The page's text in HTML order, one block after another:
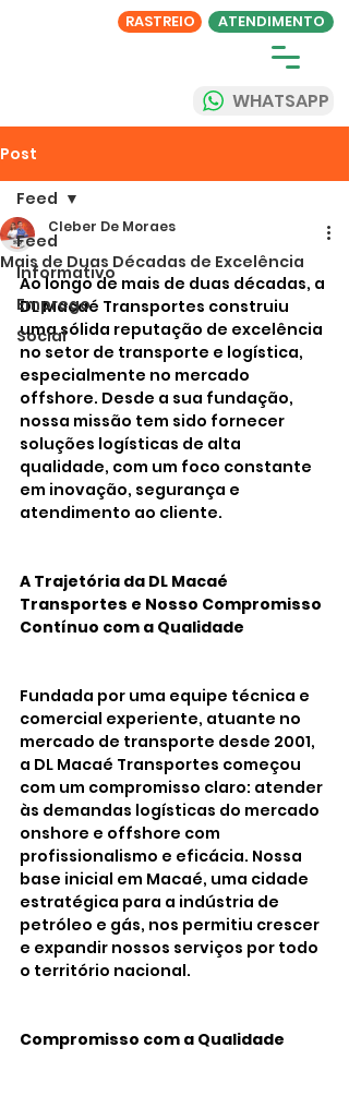
ATENDIMENTO
WHATSAPP
RASTREIO
Post
Feed
Informativo
Emprego
Social
Feed
Mais de Duas Décadas de Excelência
Cleber De Moraes
Ao longo de mais de duas décadas, a
DL Macaé Transportes construiu
uma sólida reputação de excelência
no setor de transporte e logística,
especialmente no mercado
offshore. Desde a sua fundação,
nossa missão tem sido fornecer
soluções logísticas de alta
qualidade, com um foco constante
em inovação, segurança e
atendimento ao cliente.
A Trajetória da DL Macaé
Transportes e Nosso Compromisso
Contínuo com a Qualidade
Fundada por uma equipe técnica e
comercial experiente, atuante no
mercado de transporte desde 2001,
a DL Macaé Transportes começou
com um compromisso claro: atender
às demandas logísticas do mercado
onshore e offshore com
profissionalismo e eficácia. Nossa
base inicial em Macaé, uma cidade
estratégica para a indústria de
petróleo e gás, nos permitiu crescer
e expandir nossos serviços por todo
o território nacional.
Compromisso com a Qualidade